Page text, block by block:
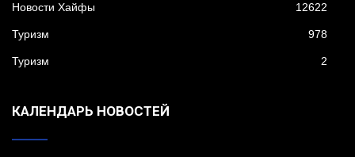
Новости Хайфы 12622
Туризм 978
Туризм 2
КАЛЕНДАРЬ НОВОСТЕЙ